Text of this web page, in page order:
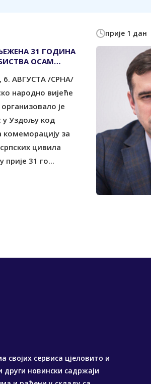
31 ГОДИНА
ОСАМ
КОД КНИНА
6. АВГУСТА /СРНА/
народно вијеће
је
у Уздољу код
комеморацију за
цивила
прије 31 го...
прије 1 дан
својих сервиса цјеловито и
други новински садржаји